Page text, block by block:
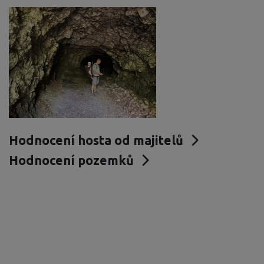
Hodnocení hosta od majitelů
Hodnocení pozemků